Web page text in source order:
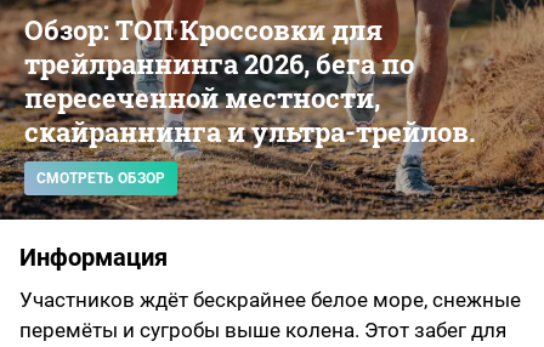
Обзор: ТОП Кроссовки для
трейлраннинга 2026, бега по
пересеченной местности,
скайраннинга и ультра-трейлов.
СМОТРЕТЬ ОБЗОР
Информация
Участников ждёт бескрайнее белое море, снежные
перемёты и сугробы выше колена. Этот забег для